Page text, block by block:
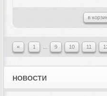
в
« 1 9 10 11
НОВОСТИ